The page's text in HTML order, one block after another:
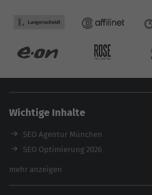
Wichtige Inhalte
SEO Agentur München
SEO Optimierung 2026
Backlink-Audit 2026
mehr anzeigen